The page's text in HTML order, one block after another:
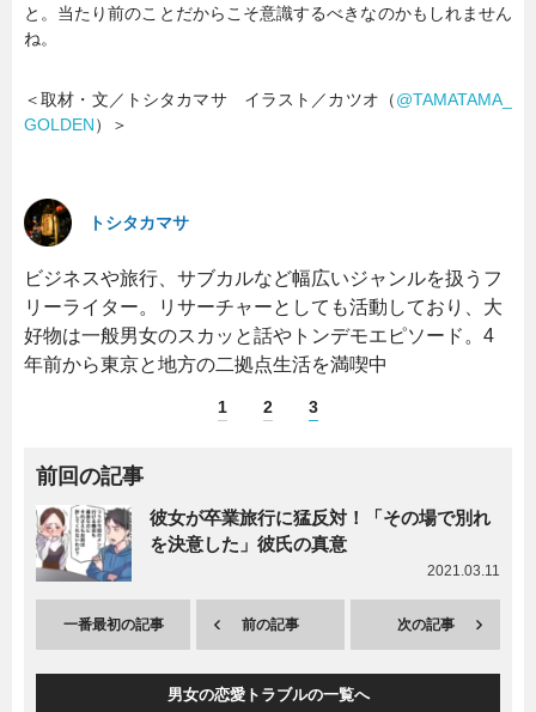
と。当たり前のことだからこそ意識するべきなのかもしれません
ね。
＜取材・文／トシタカマサ イラスト／カツオ（@TAMATAMA_
GOLDEN）＞
トシタカマサ
ビジネスや旅行、サブカルなど幅広いジャンルを扱うフ
リーライター。リサーチャーとしても活動しており、大
好物は一般男女のスカッと話やトンデモエピソード。4
年前から東京と地方の二拠点生活を満喫中
1 2 3
前回の記事
彼女が卒業旅行に猛反対！「その場で別れ
を決意した」彼氏の真意
2021.03.11
一番最初の記事 前の記事 次の記事
男女の恋愛トラブルの一覧へ